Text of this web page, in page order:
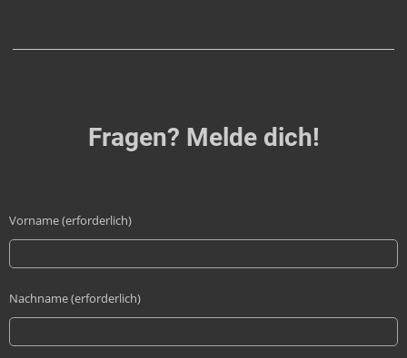
Fragen? Melde dich!
Vorname (erforderlich)
Nachname (erforderlich)